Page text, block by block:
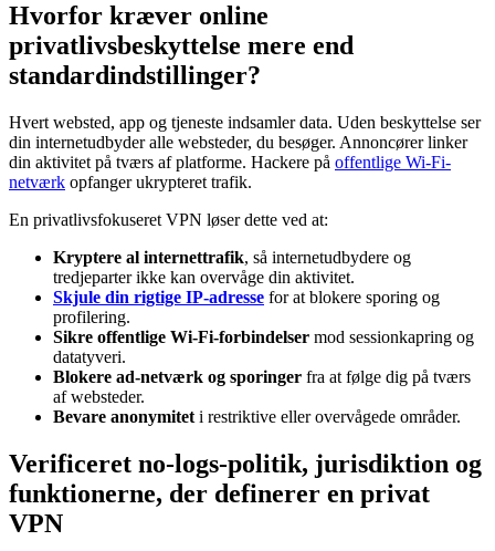
Hvorfor kræver online
privatlivsbeskyttelse mere end
standardindstillinger?
Hvert websted, app og tjeneste indsamler data. Uden beskyttelse ser
din internetudbyder alle websteder, du besøger. Annoncører linker
din aktivitet på tværs af platforme. Hackere på offentlige Wi-Fi-
netværk opfanger ukrypteret trafik.
En privatlivsfokuseret VPN løser dette ved at:
Kryptere al internettrafik, så internetudbydere og
tredjeparter ikke kan overvåge din aktivitet.
Skjule din rigtige IP-adresse for at blokere sporing og
profilering.
Sikre offentlige Wi-Fi-forbindelser mod sessionkapring og
datatyveri.
Blokere ad-netværk og sporinger fra at følge dig på tværs
af websteder.
Bevare anonymitet i restriktive eller overvågede områder.
Verificeret no-logs-politik, jurisdiktion og
funktionerne, der definerer en privat
VPN